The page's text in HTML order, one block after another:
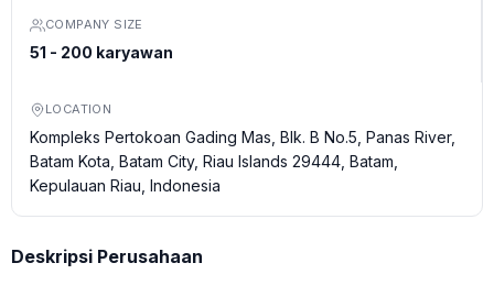
COMPANY SIZE
51 - 200 karyawan
LOCATION
Kompleks Pertokoan Gading Mas, Blk. B No.5, Panas River,
Batam Kota, Batam City, Riau Islands 29444, Batam,
Kepulauan Riau, Indonesia
Deskripsi Perusahaan